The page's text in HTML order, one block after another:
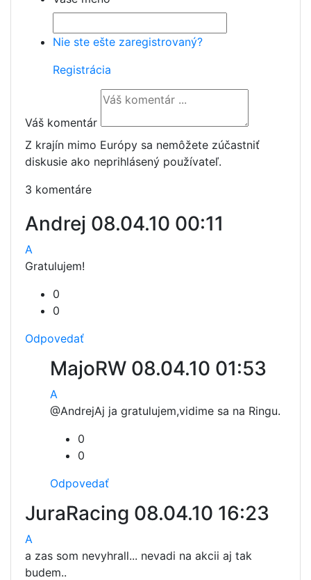
Nie ste ešte zaregistrovaný?
Registrácia
Váš komentár
Z krajín mimo Európy sa nemôžete zúčastniť
diskusie ako neprihlásený používateľ.
3 komentáre
Andrej 08.04.10 00:11
A
Gratulujem!
0
0
Odpovedať
MajoRW 08.04.10 01:53
A
@AndrejAj ja gratulujem,vidime sa na Ringu.
0
0
Odpovedať
JuraRacing 08.04.10 16:23
A
a zas som nevyhrall... nevadi na akcii aj tak
budem..